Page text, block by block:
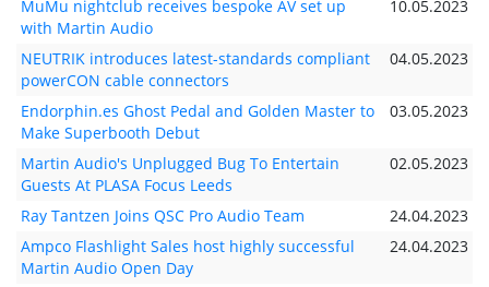
MuMu nightclub receives bespoke AV set up
with Martin Audio
10.05.2023
NEUTRIK introduces latest-standards compliant
powerCON cable connectors
04.05.2023
Endorphin.es Ghost Pedal and Golden Master to
Make Superbooth Debut
03.05.2023
Martin Audio's Unplugged Bug To Entertain
Guests At PLASA Focus Leeds
02.05.2023
Ray Tantzen Joins QSC Pro Audio Team
24.04.2023
Ampco Flashlight Sales host highly successful
Martin Audio Open Day
24.04.2023